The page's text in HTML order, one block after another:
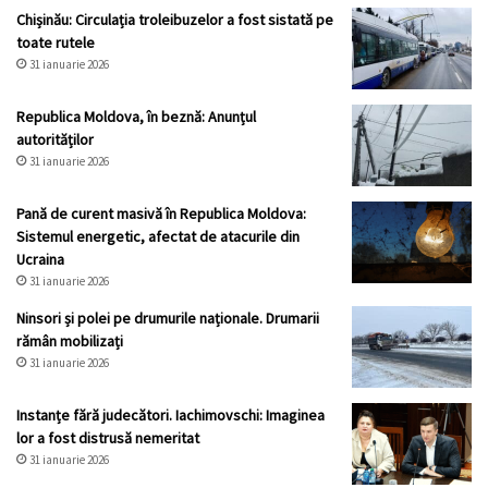
Chișinău: Circulația troleibuzelor a fost sistată pe
toate rutele
31 ianuarie 2026
Republica Moldova, în beznă: Anunțul
autorităților
31 ianuarie 2026
Pană de curent masivă în Republica Moldova:
Sistemul energetic, afectat de atacurile din
Ucraina
31 ianuarie 2026
Ninsori și polei pe drumurile naționale. Drumarii
rămân mobilizați
31 ianuarie 2026
Instanțe fără judecători. Iachimovschi: Imaginea
lor a fost distrusă nemeritat
31 ianuarie 2026